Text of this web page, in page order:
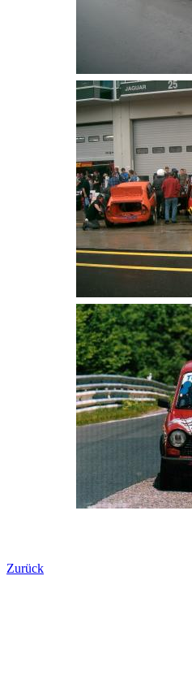
Zurück